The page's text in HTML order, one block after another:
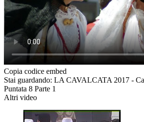
Copia codice embed
Stai guardando: LA CAVALCATA 2017 -
Puntata 8 Parte 1
Altri video